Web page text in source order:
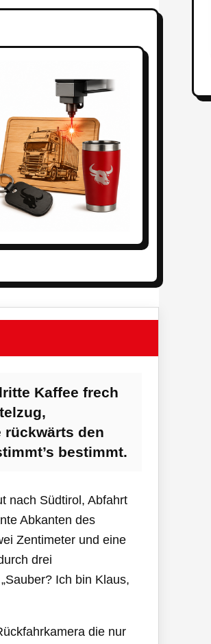
Kaffee frech
rückwärts den
bestimmt.
nach Südtirol, Abfahrt
Abkanten des
Zentimeter und eine
drei
Ich bin Klaus,
die nur